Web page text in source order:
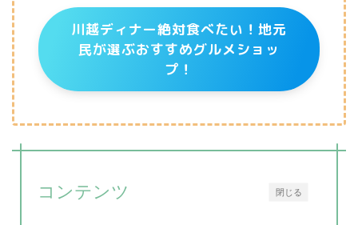
川越ディナー絶対食べたい！地元
民が選ぶおすすめグルメショッ
プ！
閉じる
コンテンツ